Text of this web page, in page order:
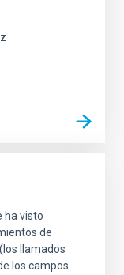
ha visto
de
llamados
los campos